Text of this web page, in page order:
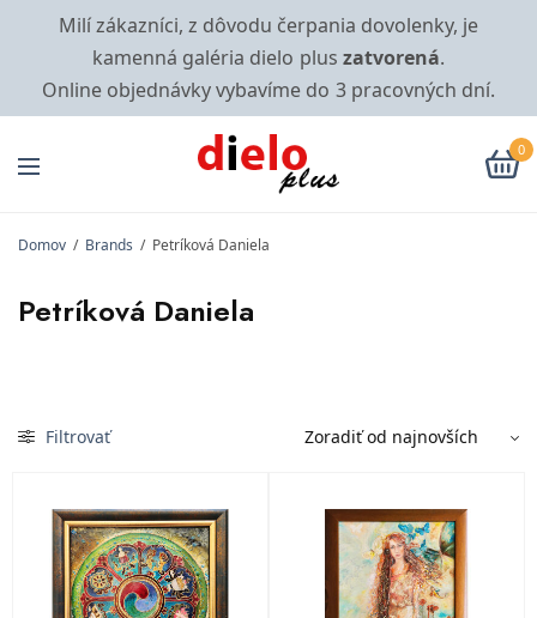
Milí zákazníci, z dôvodu čerpania dovolenky, je
kamenná galéria dielo plus zatvorená.
Online objednávky vybavíme do 3 pracovných dní.
0
Domov / Brands / Petríková Daniela
Petríková Daniela
Filtrovať